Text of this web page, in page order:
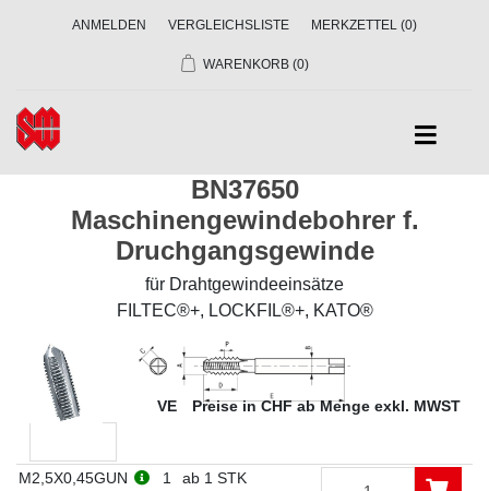
ANMELDEN VERGLEICHSLISTE MERKZETTEL (0)
WARENKORB (0)
BN37650
Maschinengewindebohrer f.
Druchgangsgewinde
für Drahtgewindeeinsätze
FILTEC®+, LOCKFIL®+, KATO®
Dim VE Preise in CHF ab Menge exkl. MWST
M2,5X0,45GUN 1
ab 1 STK